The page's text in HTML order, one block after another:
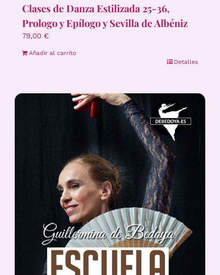
Clases de Danza Estilizada 25-36,
Prologo y Epílogo y Sevilla de Albéniz
79,00 €
Añadir al carrito
Detalles